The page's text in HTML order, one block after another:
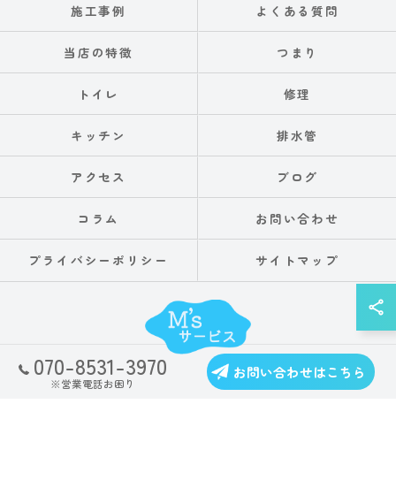
070-8531-3970
※営業電話お困り
お問い合わせはこちら
施工事例 よくある質問
当店の特徴 つまり
トイレ 修理
キッチン 排水管
アクセス ブログ
コラム お問い合わせ
プライバシーポリシー サイトマップ
© 2026 兵庫県神戸の水漏れならM'sサービス ALL RIGHTS RESERVED.